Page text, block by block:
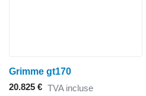
Grimme gt170
20.825 € TVA incluse